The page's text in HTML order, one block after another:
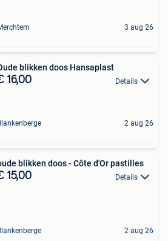
3 aug 26
blikken doos Hansaplast
16,00 Details
2 aug 26
blikken doos - Côte d'Or pastilles
15,00 Details
2 aug 26